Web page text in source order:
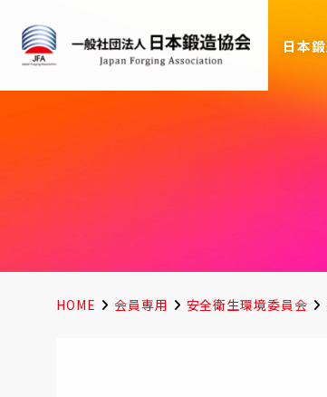
日本
HOME 会員専用 安全衛生環境委員会